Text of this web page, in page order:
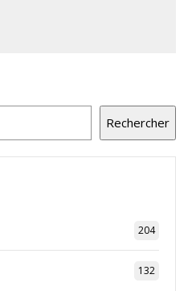
Rechercher
204
132